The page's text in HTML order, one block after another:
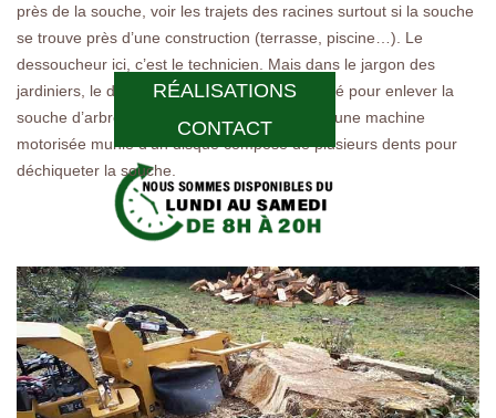
RÉALISATIONS
CONTACT
près de la souche, voir les trajets des racines surtout si la souche
se trouve près d’une construction (terrasse, piscine…). Le
dessoucheur ici, c’est le technicien. Mais dans le jargon des
jardiniers, le dessoucheur est le matériel utilisé pour enlever la
souche d’arbre. On l’appelle aussi rogneuse, une machine
motorisée munie d’un disque composé de plusieurs dents pour
déchiqueter la souche.